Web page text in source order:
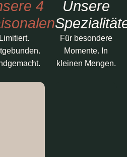
4
Limitiert.
Unsere
Für besondere
Momente. In
kleinen Mengen.